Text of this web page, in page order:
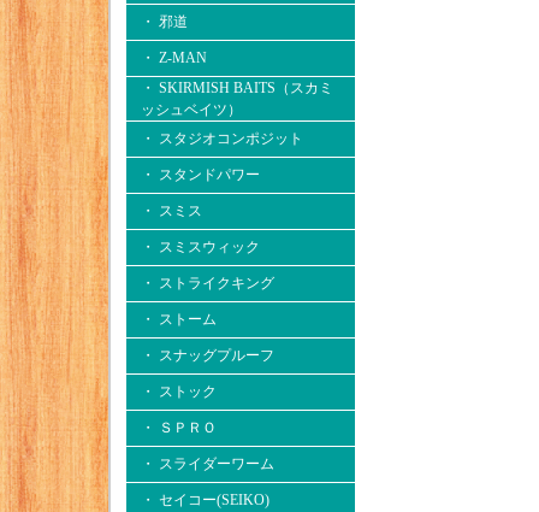
・ 邪道
・ Z-MAN
・ SKIRMISH BAITS（スカミ
ッシュベイツ）
・ スタジオコンポジット
・ スタンドパワー
・ スミス
・ スミスウィック
・ ストライクキング
・ ストーム
・ スナッグプルーフ
・ ストック
・ ＳＰＲＯ
・ スライダーワーム
・ セイコー(SEIKO)